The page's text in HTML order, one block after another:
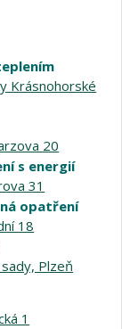
Krásnohorské
20
s energií
31
opatření
18
Plzeň
1